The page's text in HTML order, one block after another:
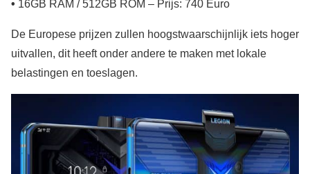
• 16GB RAM / 512GB ROM – Prijs: 740 Euro
De Europese prijzen zullen hoogstwaarschijnlijk iets hoger
uitvallen, dit heeft onder andere te maken met lokale
belastingen en toeslagen.